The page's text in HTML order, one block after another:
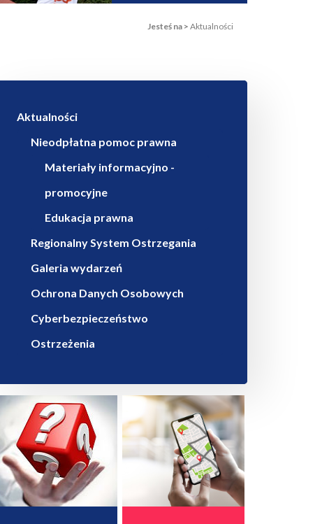
Jesteś na > Aktualności
Aktualności
Nieodpłatna pomoc prawna
Materiały informacyjno -
promocyjne
Edukacja prawna
Regionalny System Ostrzegania
Galeria wydarzeń
Ochrona Danych Osobowych
Cyberbezpieczeństwo
Ostrzeżenia